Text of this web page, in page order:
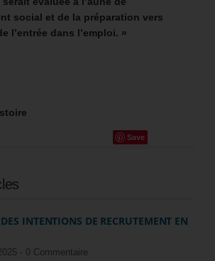
social et de la préparation vers
l’entrée dans l’emploi. »
Save
INTENTIONS DE RECRUTEMENT EN
- 0 Commentaire